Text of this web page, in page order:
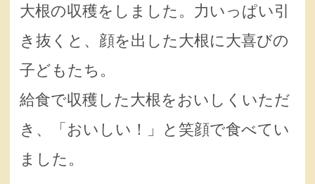
大根の収穫をしました。力いっぱい引
き抜くと、顔を出した大根に大喜びの
子どもたち。
給食で収穫した大根をおいしくいただ
き、「おいしい！」と笑顔で食べてい
ました。